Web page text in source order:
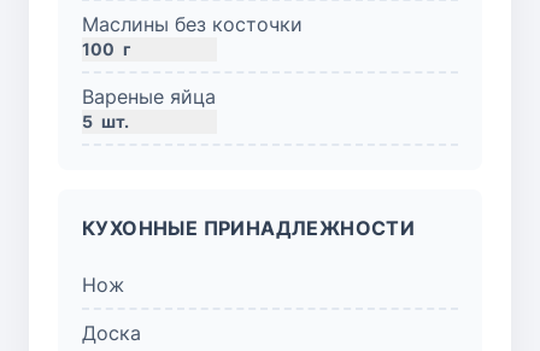
Маслины без косточки
100 г
Вареные яйца
5 шт.
КУХОННЫЕ ПРИНАДЛЕЖНОСТИ
Нож
Доска